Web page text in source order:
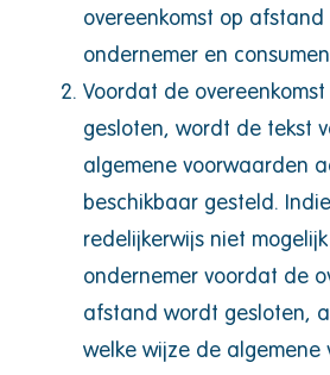
overeenkomst op afstand
ondernemer en
Voordat de
gesloten, wordt de tekst
algemene voorwaarden
beschikbaar gesteld.
redelijkerwijs niet
ondernemer voordat de
afstand wordt gesloten,
welke wijze de algemene